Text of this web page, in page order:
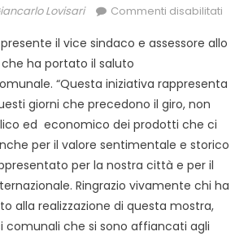
Lovisari Commenti disabilitati
il vice sindaco e assessore allo
ha portato il saluto
“Questa iniziativa rappresenta
giorni che precedono il giro, non
ed economico dei prodotti che ci
per il valore sentimentale e storico
per la nostra città e per il
Ringrazio vivamente chi ha
alla realizzazione di questa mostra,
comunali che si sono affiancati agli